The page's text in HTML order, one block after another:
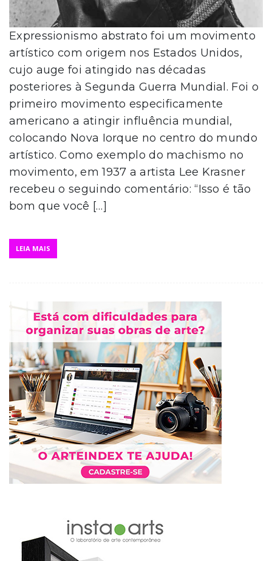
Expressionismo abstrato foi um movimento
artístico com origem nos Estados Unidos,
cujo auge foi atingido nas décadas
posteriores à Segunda Guerra Mundial. Foi o
primeiro movimento especificamente
americano a atingir influência mundial,
colocando Nova Iorque no centro do mundo
artístico. Como exemplo do machismo no
movimento, em 1937 a artista Lee Krasner
recebeu o seguindo comentário: “Isso é tão
bom que você […]
LEIA MAIS